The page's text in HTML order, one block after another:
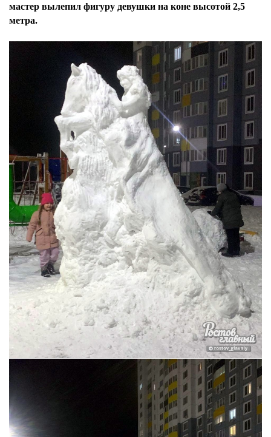
мастер вылепил фигуру девушки на коне высотой 2,5
метра.